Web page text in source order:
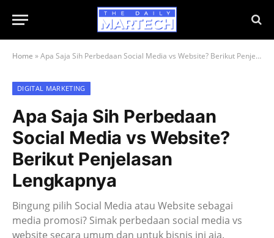
Home »Apa Saja Sih Perbedaan Social Media vs Website? Berikut Penjelasan Lengkapnya
DIGITAL MARKETING
Apa Saja Sih Perbedaan
Social Media vs Website?
Berikut Penjelasan
Lengkapnya
Bingung pilih Social Media atau Website sebagai
media promosi? Simak perbedaan social media vs
website secara umum dan untuk bisnis ini aja.